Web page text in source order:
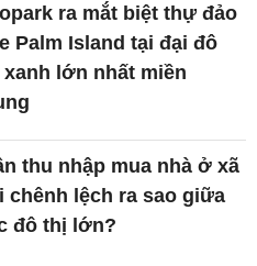
ra mắt biệt thự đảo
Palm Island tại đại đô
lớn nhất miền
thu nhập mua nhà ở xã
chênh lệch ra sao giữa
đô thị lớn?